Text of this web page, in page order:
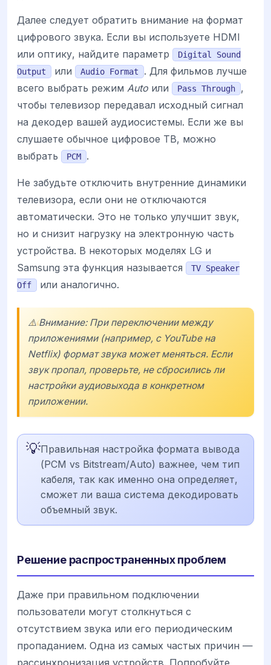
Далее следует обратить внимание на формат
цифрового звука. Если вы используете HDMI
или оптику, найдите параметр
Digital Sound
Output
или Audio Format
. Для фильмов лучше
всего выбрать режим Auto или Pass Through
,
чтобы телевизор передавал исходный сигнал
на декодер вашей аудиосистемы. Если же вы
слушаете обычное цифровое ТВ, можно
выбрать
PCM .
Не забудьте отключить внутренние динамики
телевизора, если они не отключаются
автоматически. Это не только улучшит звук,
но и снизит нагрузку на электронную часть
устройства. В некоторых моделях LG и
Samsung эта функция называется
TV Speaker
Off
или аналогично.
⚠️ Внимание: При переключении между
приложениями (например, с YouTube на
Netflix) формат звука может меняться. Если
звук пропал, проверьте, не сбросились ли
настройки аудиовыхода в конкретном
приложении.
💡Правильная настройка формата вывода
(PCM vs Bitstream/Auto) важнее, чем тип
кабеля, так как именно она определяет,
сможет ли ваша система декодировать
объемный звук.
Решение распространенных проблем
Даже при правильном подключении
пользователи могут столкнуться с
отсутствием звука или его периодическим
пропаданием. Одна из самых частых причин —
рассинхронизация устройств. Попробуйте